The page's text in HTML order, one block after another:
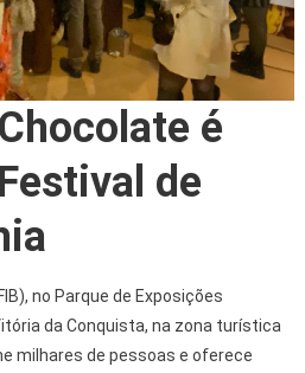
é
de
no Parque de Exposições
da Conquista, na zona turística
milhares de pessoas e oferece